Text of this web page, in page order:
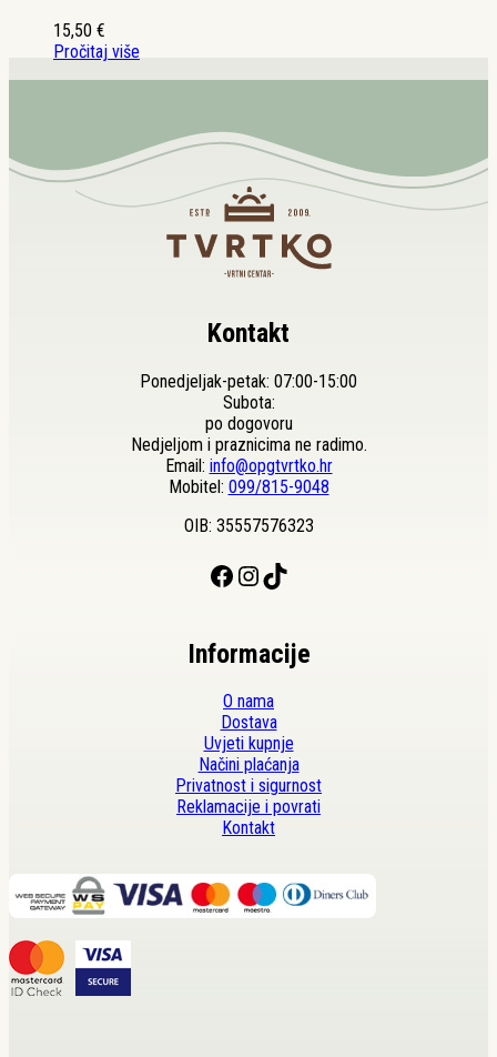
15,50 €
Pročitaj više
Kontakt
Ponedjeljak-petak: 07:00-15:00
Subota:
po dogovoru
Nedjeljom i praznicima ne radimo.
Email: info@opgtvrtko.hr
Mobitel: 099/815-9048
OIB: 35557576323
Facebook Instagram TikTok
Informacije
O nama
Dostava
Uvjeti kupnje
Načini plaćanja
Privatnost i sigurnost
Reklamacije i povrati
Kontakt